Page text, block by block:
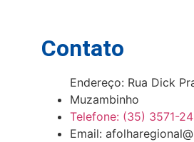
Contato
Endereço: Rua Dick
Muzambinho
Telefone: (35) 3571-
Email: